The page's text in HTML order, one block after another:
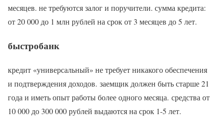
месяцев. не требуются залог и поручители. сумма кредита:
от 20 000 до 1 млн рублей на срок от 3 месяцев до 5 лет.
быстробанк
кредит «универсальный» не требует никакого обеспечения
и подтверждения доходов. заемщик должен быть старше 21
года и иметь опыт работы более одного месяца. средства от
10 000 до 300 000 рублей выдаются на срок 1-5 лет.